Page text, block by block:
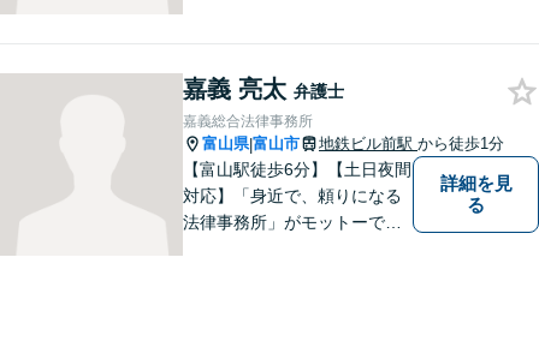
嘉義 亮太 弁護士
嘉義総合法律事務所
富山県|富山市 地鉄ビル前駅 から徒歩1分
【富山駅徒歩6分】【土日夜間
対応】「身近で、頼りになる
法律事務所」がモットーで
詳細を見
る